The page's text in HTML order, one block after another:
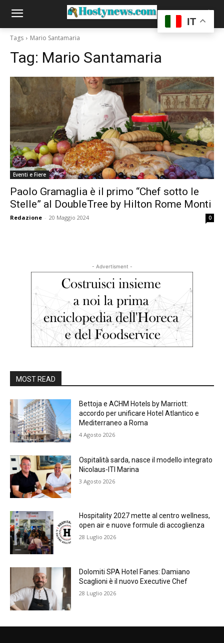
Tags Mario Santamaria
Tag: Mario Santamaria
Eventi e Fiere
Paolo Gramaglia è il primo “Chef sotto le
Stelle” al DoubleTree by Hilton Rome Monti
Redazione - 20 Maggio 2024 0
- Advertisment -
MOST READ
Bettoja e ACHM Hotels by Marriott:
accordo per unificare Hotel Atlantico e
Mediterraneo a Roma
4 Agosto 2026
Ospitalità sarda, nasce il modello integrato
Nicolaus-ITI Marina
3 Agosto 2026
Hospitality 2027 mette al centro wellness,
open air e nuove formule di accoglienza
28 Luglio 2026
Dolomiti SPA Hotel Fanes: Damiano
Scaglioni è il nuovo Executive Chef
28 Luglio 2026
IT